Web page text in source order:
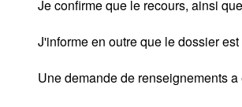
Je confirme que le recours, ainsi
J'informe en outre que le dossier
Une demande de renseignements